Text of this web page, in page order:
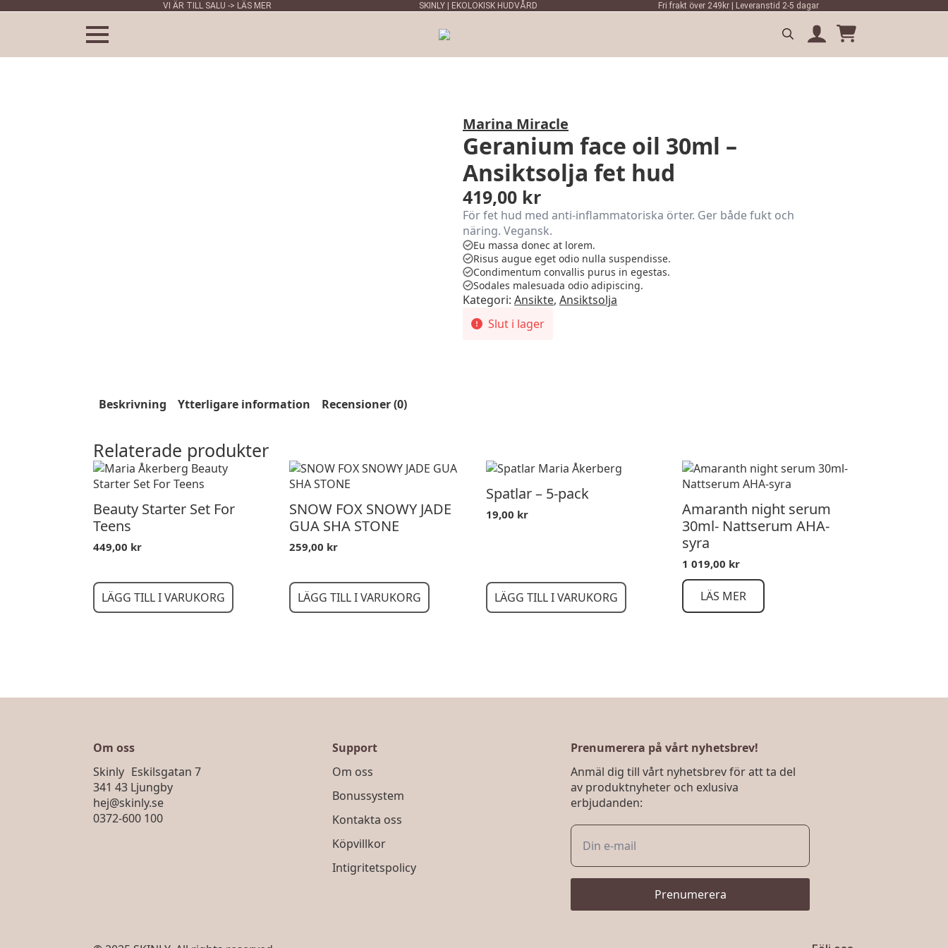
VI ÄR TILL SALU -> LÄS MER SKINLY | EKOLOKISK HUDVÅRD Fri frakt över 249kr | Leveranstid 2-5 dagar
Search
Marina Miracle
Geranium face oil 30ml –
Ansiktsolja fet hud
419,00 kr
För fet hud med anti-inflammatoriska örter. Ger både fukt och
näring. Vegansk.
Eu massa donec at lorem.
Risus augue eget odio nulla suspendisse.
Condimentum convallis purus in egestas.
Sodales malesuada odio adipiscing.
Kategori: Ansikte, Ansiktsolja
Slut i lager
Beskrivning Ytterligare information Recensioner (0)
Relaterade produkter
Beauty Starter Set For
Teens
449,00 kr
LÄGG TILL I VARUKORG
SNOW FOX SNOWY JADE
GUA SHA STONE
259,00 kr
LÄGG TILL I VARUKORG
Spatlar – 5-pack
19,00 kr
LÄGG TILL I VARUKORG
Amaranth night serum
30ml- Nattserum AHA-
syra
1 019,00 kr
LÄS MER
Om oss
Skinly Eskilsgatan 7
341 43 Ljungby
hej@skinly.se
0372-600 100
Support
Om oss
Bonussystem
Kontakta oss
Köpvillkor
Intigritetspolicy
Prenumerera på vårt nyhetsbrev!
Anmäl dig till vårt nyhetsbrev för att ta del
av produktnyheter och exlusiva
erbjudanden:
Prenumerera